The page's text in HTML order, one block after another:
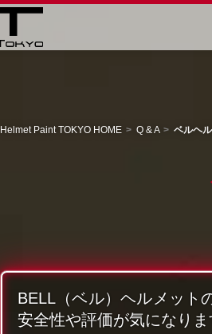
Helmet Paint TOKYO HOME Q & A ベルヘ
BELL（ベル）ヘルメット
安全性や評価が気になりま